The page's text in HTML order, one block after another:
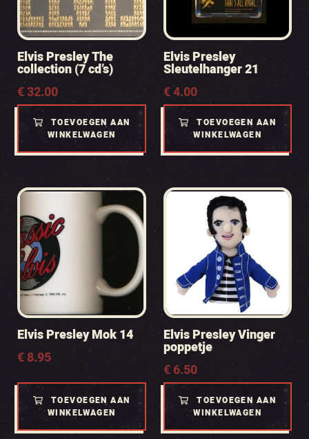
Elvis Presley The
collection (7 cd’s)
€32.00
TOEVOEGEN AAN
WINKELWAGEN
Elvis Presley
Sleutelhanger 21
€4.00
TOEVOEGEN AAN
WINKELWAGEN
Elvis Presley Mok 14
€8.95
TOEVOEGEN AAN
WINKELWAGEN
Elvis Presley Vinger
poppetje
€6.50
TOEVOEGEN AAN
WINKELWAGEN